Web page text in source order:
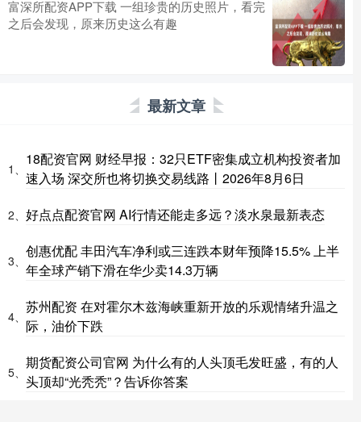
富深所配资APP下载 一组珍贵的历史照片，看完
之后会发现，原来历史这么有趣
最新文章
1、
18配资官网 财经早报：32只ETF密集成立机构投资者加
速入场 深交所也将切换交易线路丨2026年8月6日
2、 好点点配资官网 AI行情还能走多远？淡水泉最新表态
3、
创惠优配 丰田汽车净利或三连跌本财年预降15.5% 上半
年全球产销下滑在华少卖14.3万辆
4、
苏州配资 在对霍尔木兹海峡重新开放的乐观情绪升温之
际，油价下跌
5、
期货配资公司官网 为什么有的人头顶毛发旺盛，有的人
头顶却“光秃秃”？告诉你答案